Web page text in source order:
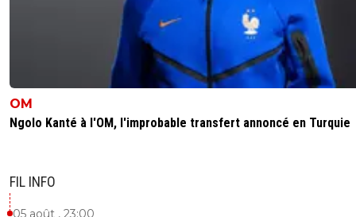
OM
Ngolo Kanté à l'OM, l'improbable transfert annoncé en Turquie
FIL INFO
05 août , 23:00